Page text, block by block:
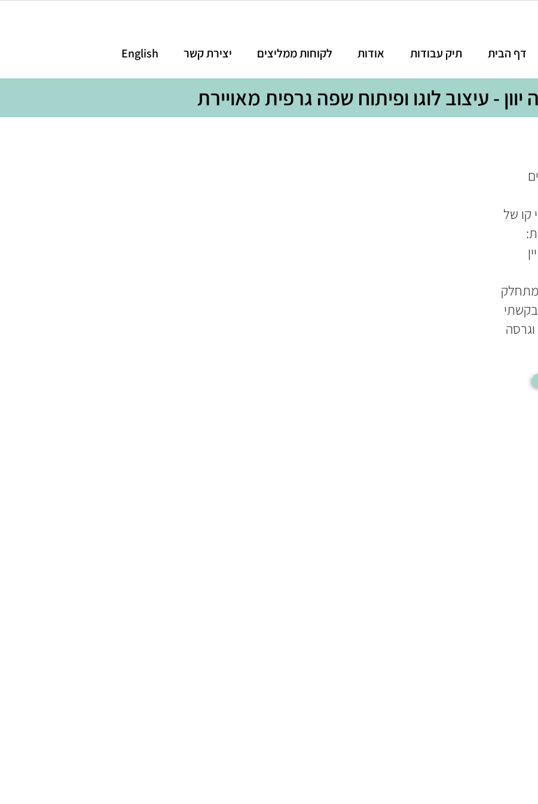
דף הבית תיק עבודות אודות לקוחות ממליצים יצירת קשר English
יוון - עיצוב לוגו ופיתוח שפה גרפית מאויירת
קו של
מתחלק